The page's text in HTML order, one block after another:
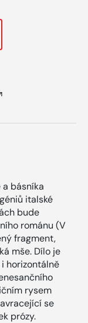
básníka
italské
bude
románu (V
fragment,
mše. Dílo je
horizontálně
rysem
se
prózy.